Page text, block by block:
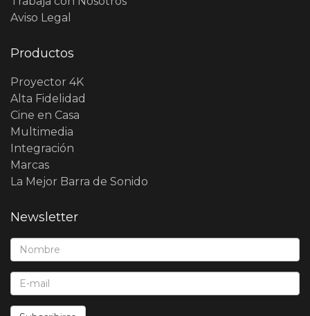
Aviso Legal
Productos
Proyector 4K
Alta Fidelidad
Cine en Casa
Multimedia
Integración
Marcas
La Mejor Barra de Sonido
Newsletter
Nombre*:
E-Mail*: